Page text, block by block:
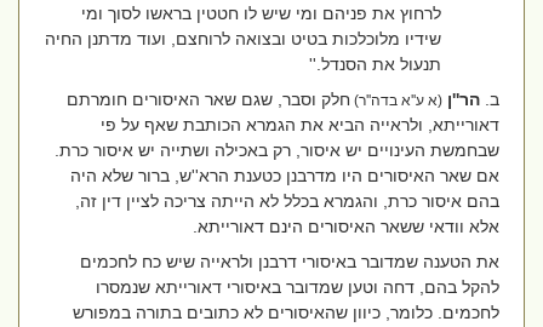
לרחוץ את פניהם ומי שיש לו חטטין בראשו לסוך ומי
שידיו מלוכלכות בטיט ובצואה לרוחצם, ועוד מדתנן החיה
תנעול את הסנדל.''
ב.הר''ן (א ע''א בדה''ר)חלק וסבר, שגם שאר האיסורים חומרתם
דאורייתא, ולראייה הביא את הגמרא הכותבת שאף על פי
שבחמשת העינויים יש איסור, רק באכילה ושתייה יש איסור כרת.
אם שאר האיסורים היו מדרבנן כטענת הרא''ש, ברור שלא היה
בהם איסור כרת, והגמרא בכלל לא הייתה צריכה לציין דין זה,
אלא וודאי ששאר האיסורים הינם דאורייתא.
את הטענה שמדובר באיסורי דרבנן ולראייה שיש כח לחכמים
להקל בהם, דחה וטען שמדובר באיסורי דאורייתא שנמסרו
לחכמים. כלומר, כיוון שהאיסורים לא כתובים בתורה במפורש